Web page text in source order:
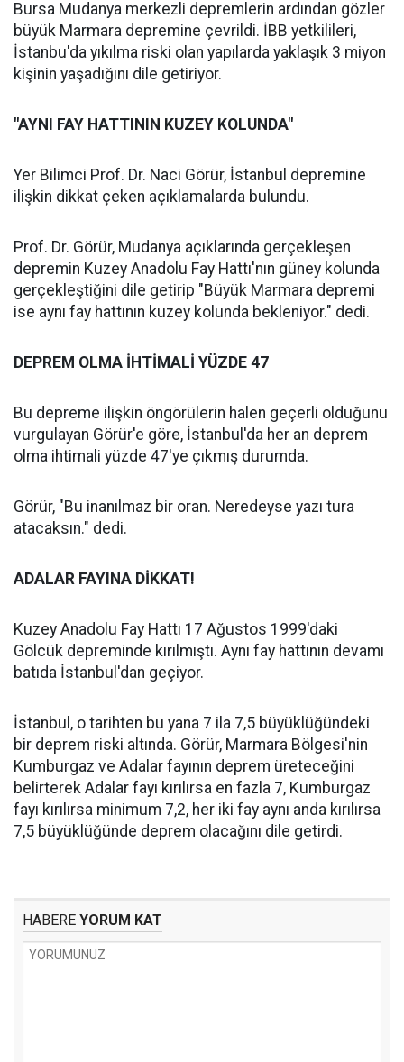
Bursa Mudanya merkezli depremlerin ardından gözler
büyük Marmara depremine çevrildi. İBB yetkilileri,
İstanbu'da yıkılma riski olan yapılarda yaklaşık 3 miyon
kişinin yaşadığını dile getiriyor.
"AYNI FAY HATTININ KUZEY KOLUNDA"
Yer Bilimci Prof. Dr. Naci Görür, İstanbul depremine
ilişkin dikkat çeken açıklamalarda bulundu.
Prof. Dr. Görür, Mudanya açıklarında gerçekleşen
depremin Kuzey Anadolu Fay Hattı'nın güney kolunda
gerçekleştiğini dile getirip "Büyük Marmara depremi
ise aynı fay hattının kuzey kolunda bekleniyor." dedi.
DEPREM OLMA İHTİMALİ YÜZDE 47
Bu depreme ilişkin öngörülerin halen geçerli olduğunu
vurgulayan Görür'e göre, İstanbul'da her an deprem
olma ihtimali yüzde 47'ye çıkmış durumda.
Görür, "Bu inanılmaz bir oran. Neredeyse yazı tura
atacaksın." dedi.
ADALAR FAYINA DİKKAT!
Kuzey Anadolu Fay Hattı 17 Ağustos 1999'daki
Gölcük depreminde kırılmıştı. Aynı fay hattının devamı
batıda İstanbul'dan geçiyor.
İstanbul, o tarihten bu yana 7 ila 7,5 büyüklüğündeki
bir deprem riski altında. Görür, Marmara Bölgesi'nin
Kumburgaz ve Adalar fayının deprem üreteceğini
belirterek Adalar fayı kırılırsa en fazla 7, Kumburgaz
fayı kırılırsa minimum 7,2, her iki fay aynı anda kırılırsa
7,5 büyüklüğünde deprem olacağını dile getirdi.
HABERE YORUM KAT